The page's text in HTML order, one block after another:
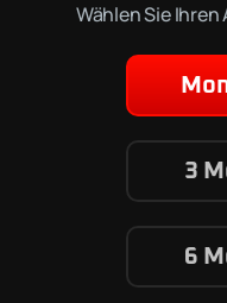
Wählen Sie
3
6